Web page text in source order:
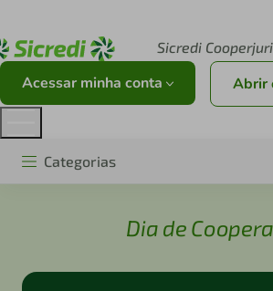
Sicredi
Acessar minha conta Abrir
Categorias
Dia de